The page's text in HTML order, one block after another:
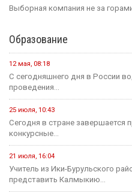
Выборная компания не за
Образование
12 мая, 08:18
С сегодняшнего дня в России
проведения...
25 июля, 10:43
Сегодня в стране завершается
конкурсные...
21 июля, 16:04
Учитель из Ики-Бурульского
представить Калмыкию...